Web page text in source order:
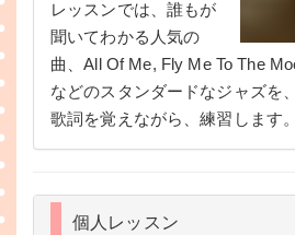
レッスンでは、誰もが
聞いてわかる人気の
曲、All Of Me, Fly Me To The
などのスタンダードなジャズを
歌詞を覚えながら、練習します。
個人レッスン